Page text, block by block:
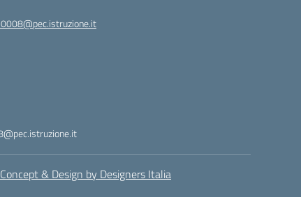
Concept & Design by Designers Italia